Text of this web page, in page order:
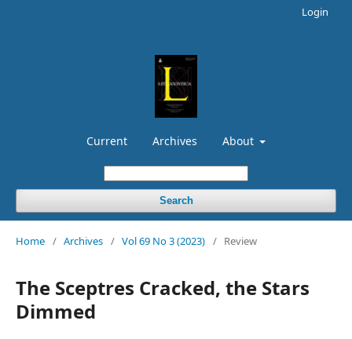
Current Archives About
Search
Login
Home / Archives / Vol 69 No 3 (2023) / Review
The Sceptres Cracked, the Stars
Dimmed